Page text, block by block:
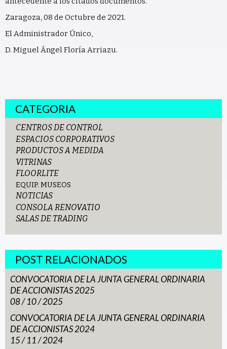
Zaragoza, 08 de Octubre de 2021.
El Administrador Único,
D. Miguel Ángel Floría Arriazu.
CATEGORIA
CENTROS DE CONTROL
ESPACIOS CORPORATIVOS
PRODUCTOS A MEDIDA
VITRINAS
FLOORLITE
EQUIP. MUSEOS
NOTICIAS
CONSOLA RENOVATIO
SALAS DE TRADING
POST RELACIONADOS
CONVOCATORIA DE LA JUNTA GENERAL ORDINARIA
DE ACCIONISTAS 2025
08 / 10 / 2025
CONVOCATORIA DE LA JUNTA GENERAL ORDINARIA
DE ACCIONISTAS 2024
15 / 11 / 2024